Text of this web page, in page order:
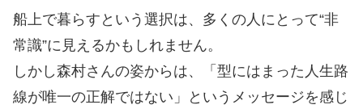
船上で暮らすという選択は、多くの人にとって“非
常識”に見えるかもしれません。
しかし森村さんの姿からは、「型にはまった人生路
線が唯一の正解ではない」というメッセージを感じ